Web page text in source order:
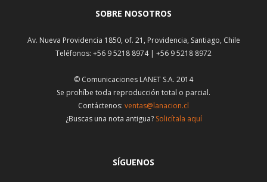
SOBRE NOSOTROS
Av. Nueva Providencia 1850, of. 21, Providencia, Santiago, Chile
Teléfonos: +56 9 5218 8974 | +56 9 5218 8972
© Comunicaciones LANET S.A. 2014
Se prohíbe toda reproducción total o parcial.
Contáctenos: ventas@lanacion.cl
¿Buscas una nota antigua? Solicítala aquí
SÍGUENOS